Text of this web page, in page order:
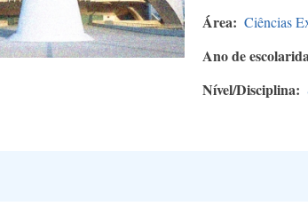
Área Ciências
Ano de
Nível/Disciplina